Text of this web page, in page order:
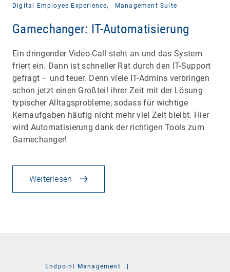
Digital Employee Experience,
Management Suite
Gamechanger: IT-Automatisierung
Ein dringender Video-Call steht an und das System
friert ein. Dann ist schneller Rat durch den IT-Support
gefragt – und teuer. Denn viele IT-Admins verbringen
schon jetzt einen Großteil ihrer Zeit mit der Lösung
typischer Alltagsprobleme, sodass für wichtige
Kernaufgaben häufig nicht mehr viel Zeit bleibt. Hier
wird Automatisierung dank der richtigen Tools zum
Gamechanger!
Weiterlesen
Endpoint Management
|